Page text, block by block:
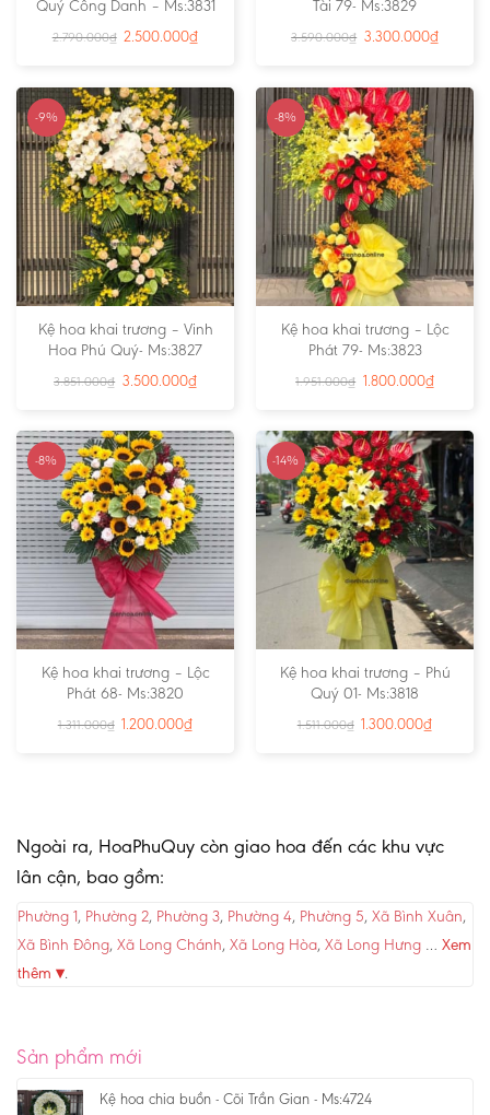
Quý Công Danh – Ms:3831
2.790.000₫ 2.500.000₫
Tài 79- Ms:3829
3.590.000₫ 3.300.000₫
-9%
Kệ hoa khai trương – Vinh
Hoa Phú Quý- Ms:3827
3.851.000₫ 3.500.000₫
-8%
Kệ hoa khai trương – Lộc
Phát 79- Ms:3823
1.951.000₫ 1.800.000₫
-8%
Kệ hoa khai trương – Lộc
Phát 68- Ms:3820
1.311.000₫ 1.200.000₫
-14%
Kệ hoa khai trương – Phú
Quý 01- Ms:3818
1.511.000₫ 1.300.000₫
Ngoài ra, HoaPhuQuy còn giao hoa đến các khu vực
lân cận, bao gồm:
Phường 1, Phường 2, Phường 3, Phường 4, Phường 5, Xã Bình Xuân,
Xã Bình Đông, Xã Long Chánh, Xã Long Hòa, Xã Long Hưng … Xem
thêm ▾.
Sản phẩm mới
Kệ hoa chia buồn - Cõi Trần Gian - Ms:4724